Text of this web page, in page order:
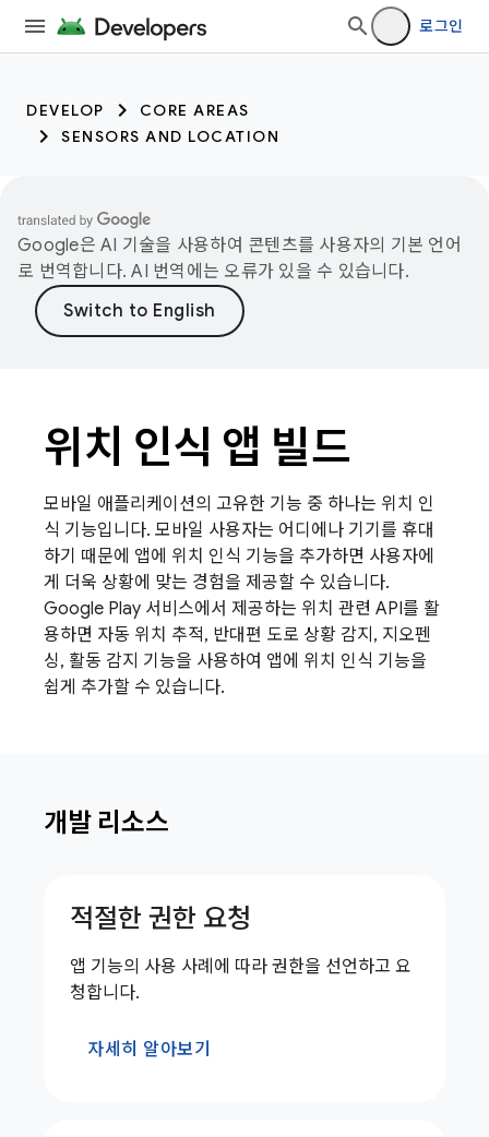
로그인
DEVELOP
CORE AREAS
SENSORS AND LOCATION
Google은 AI 기술을 사용하여 콘텐츠를 사용자의 기본 언어
로 번역합니다. AI 번역에는 오류가 있을 수 있습니다.
위치 인식 앱 빌드
모바일 애플리케이션의 고유한 기능 중 하나는 위치 인
식 기능입니다. 모바일 사용자는 어디에나 기기를 휴대
하기 때문에 앱에 위치 인식 기능을 추가하면 사용자에
게 더욱 상황에 맞는 경험을 제공할 수 있습니다.
Google Play 서비스에서 제공하는 위치 관련 API를 활
용하면 자동 위치 추적, 반대편 도로 상황 감지, 지오펜
싱, 활동 감지 기능을 사용하여 앱에 위치 인식 기능을
쉽게 추가할 수 있습니다.
개발 리소스
적절한 권한 요청
앱 기능의 사용 사례에 따라 권한을 선언하고 요
청합니다.
자세히 알아보기